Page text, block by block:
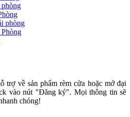
trợ về sản phẩm rèm cửa hoặc mở đại
vào nút "Đăng ký". Mọi thông tin sẽ
chóng!